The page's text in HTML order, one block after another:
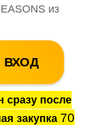
из
ВХОД
сразу после
закупка 70